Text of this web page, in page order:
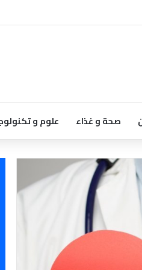
صحة و غذاء علوم و